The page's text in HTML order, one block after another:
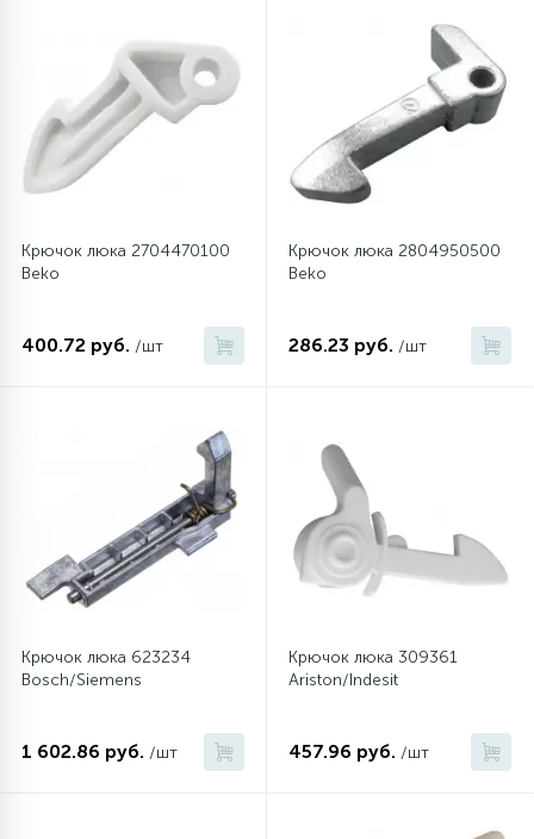
Крючок люка 2704470100
Beko
400.72 руб. /шт
Крючок люка 2804950500
Beko
286.23 руб. /шт
Крючок люка 623234
Bosch/Siemens
1 602.86 руб. /шт
Крючок люка 309361
Ariston/Indesit
457.96 руб. /шт